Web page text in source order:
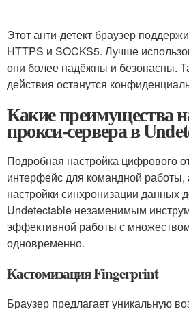
Этот анти-детект браузер
HTTPS и SOCKS5. Лучше
они более надёжны и безопасны.
действия останутся
Какие преимущества
прокси-сервера в
Подробная настройка цифрового
интерфейс для командной работы,
настройки синхронизации данных
Undetectable незаменимым
эффективной работы с
одновременно.
Кастомизация Fingerprint
Браузер предлагает уникальную